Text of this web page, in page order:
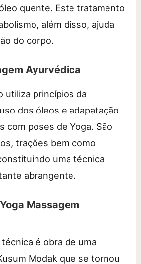
quente. Este tratamento
além disso, ajuda
do corpo.
Ayurvédica
utiliza princípios da
dos óleos e adapatação
com poses de Yoga. São
trações bem como
uma técnica
abrangente.
Massagem
é obra de uma
Modak que se tornou